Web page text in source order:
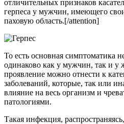
отличительных признаков
герпеса у мужчин, имеющего
паховую область.[/attention]
То есть основная симптоматика
одинаково как у мужчин, так и у
проявление можно отнести к
заболеваний, которые, так или
влияние на весь организм и
патологиями.
Такая инфекция,